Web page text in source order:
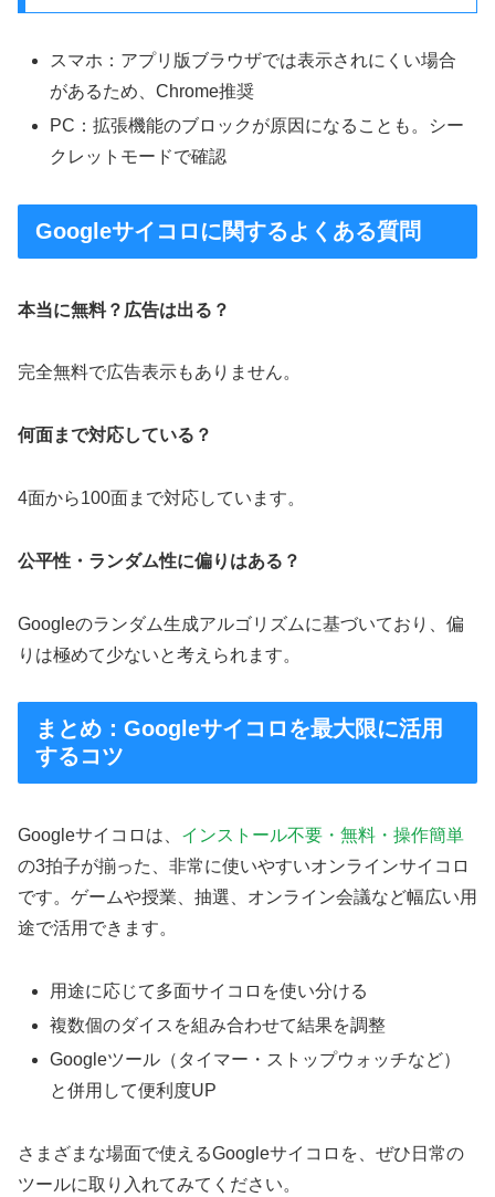
スマホ：アプリ版ブラウザでは表示されにくい場合
があるため、Chrome推奨
PC：拡張機能のブロックが原因になることも。シー
クレットモードで確認
Googleサイコロに関するよくある質問
本当に無料？広告は出る？
完全無料で広告表示もありません。
何面まで対応している？
4面から100面まで対応しています。
公平性・ランダム性に偏りはある？
Googleのランダム生成アルゴリズムに基づいており、偏
りは極めて少ないと考えられます。
まとめ：Googleサイコロを最大限に活用
するコツ
Googleサイコロは、 インストール不要・無料・操作簡単
の3拍子が揃った、非常に使いやすいオンラインサイコロ
です。ゲームや授業、抽選、オンライン会議など幅広い用
途で活用できます。
用途に応じて多面サイコロを使い分ける
複数個のダイスを組み合わせて結果を調整
Googleツール（タイマー・ストップウォッチなど）
と併用して便利度UP
さまざまな場面で使えるGoogleサイコロを、ぜひ日常の
ツールに取り入れてみてください。